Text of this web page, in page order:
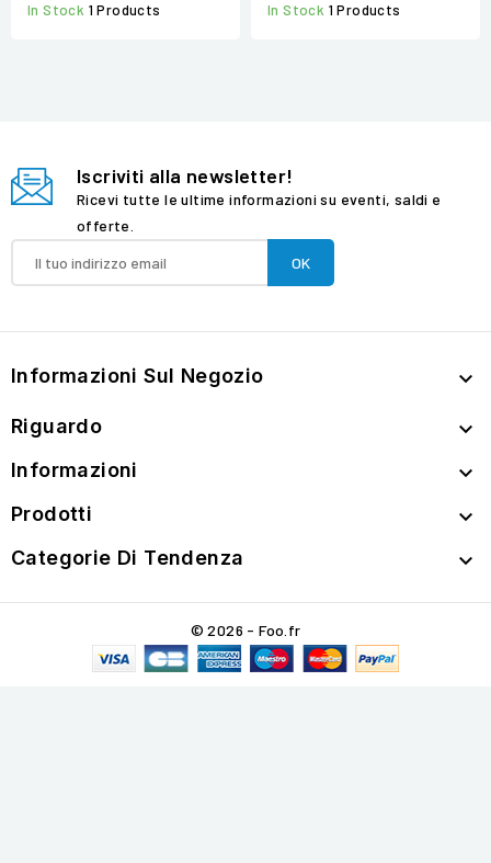
In Stock 1 Products In Stock 1 Products
Iscriviti alla newsletter!
Ricevi tutte le ultime informazioni su eventi, saldi e
offerte.
Informazioni Sul Negozio 
Riguardo 
Informazioni 
Prodotti 
Categorie Di Tendenza 
© 2026 - Foo.fr